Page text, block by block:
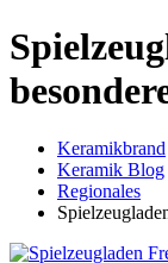
Keramikbrand
Keramik Blog
Regionales